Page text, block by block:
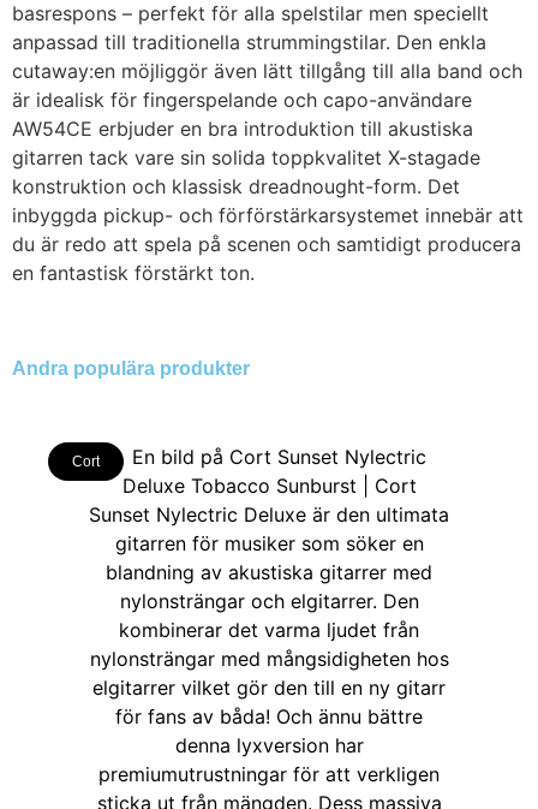
basrespons – perfekt för alla spelstilar men speciellt
anpassad till traditionella strummingstilar. Den enkla
cutaway:en möjliggör även lätt tillgång till alla band och
är idealisk för fingerspelande och capo-användare
AW54CE erbjuder en bra introduktion till akustiska
gitarren tack vare sin solida toppkvalitet X-stagade
konstruktion och klassisk dreadnought-form. Det
inbyggda pickup- och förförstärkarsystemet innebär att
du är redo att spela på scenen och samtidigt producera
en fantastisk förstärkt ton.
Andra populära produkter
Cort